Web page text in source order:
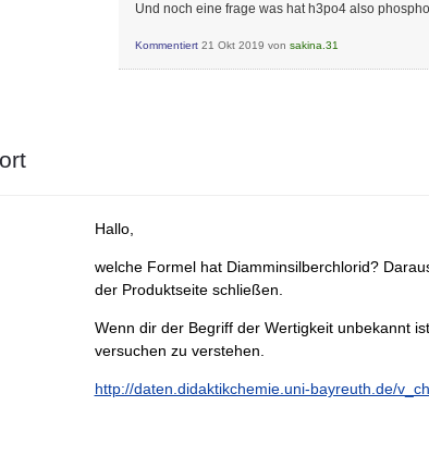
Und noch eine frage was hat h3po4 also
Kommentiert 21 Okt 2019 von sakina.31
Hallo,
welche Formel hat Diamminsilberchlorid?
der Produktseite schließen.
Wenn dir der Begriff der Wertigkeit unbekannt
versuchen zu verstehen.
http://daten.didaktikchemie.uni-bayreuth.de/